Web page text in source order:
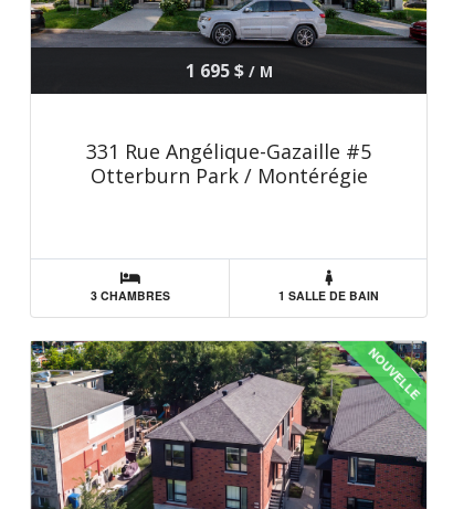
1 695 $/ M
331 Rue Angélique-Gazaille #5
Otterburn Park / Montérégie
3 CHAMBRES 1 SALLE DE BAIN
NOUVELLE